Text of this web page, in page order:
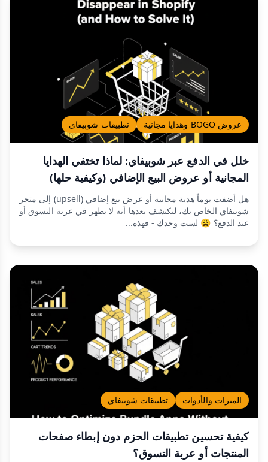
عروض BOGO وهدايا مجانية تطبيقات شوبيفاي
خلل في الدفع عبر شوبيفاي: لماذا تختفي الهدايا
المجانية أو عروض البيع الإضافي (وكيفية حلها)
هل أضفت يوماً هدية مجانية أو عرض بيع إضافي (upsell) إلى متجر
شوبيفاي الخاص بك، لتكتشف بعدها أنه لا يظهر في عربة التسوق أو
عند الدفع؟ 😩 لست وحدك - فهذه...
الميزات والأدوات تطبيقات شوبيفاي
كيفية تحسين تطبيقات الحزم دون إبطاء صفحات
المنتجات أو عربة التسوق؟